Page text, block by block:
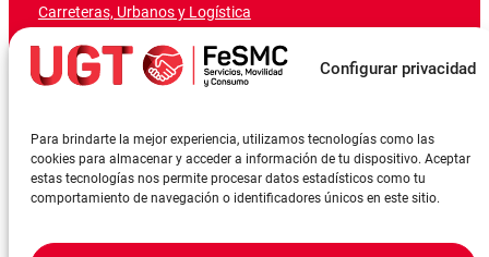
Configurar privacidad
Para brindarte la mejor experiencia, utilizamos tecnologías como las
cookies para almacenar y acceder a información de tu dispositivo. Aceptar
estas tecnologías nos permite procesar datos estadísticos como tu
comportamiento de navegación o identificadores únicos en este sitio.
Carreteras, Urbanos y Logística
Marítimo-Portuario